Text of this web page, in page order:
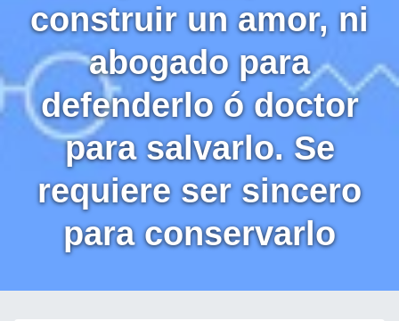
construir un amor, ni
abogado para
defenderlo ó doctor
para salvarlo. Se
requiere ser sincero
para conservarlo